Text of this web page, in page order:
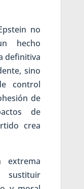
no
hecho
definitiva
sino
control
de
de
crea
extrema
sustituir